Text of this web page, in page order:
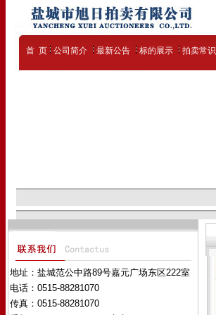
首 页 公司简介 最新公告 标的展示 拍卖常识
地址：盐城范公中路89号嘉元广场东区222室
电话：0515-88281070
传真：0515-88281070